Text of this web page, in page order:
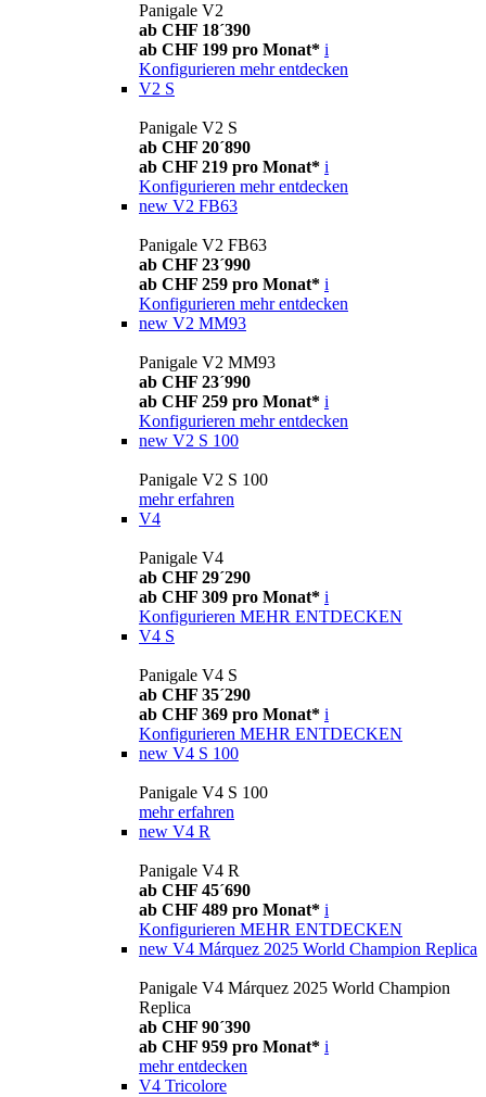
Panigale V2
ab CHF 18´390
ab CHF 199 pro Monat* i
Konfigurieren mehr entdecken
V2 S
Panigale V2 S
ab CHF 20´890
ab CHF 219 pro Monat* i
Konfigurieren mehr entdecken
new V2 FB63
Panigale V2 FB63
ab CHF 23´990
ab CHF 259 pro Monat* i
Konfigurieren mehr entdecken
new V2 MM93
Panigale V2 MM93
ab CHF 23´990
ab CHF 259 pro Monat* i
Konfigurieren mehr entdecken
new V2 S 100
Panigale V2 S 100
mehr erfahren
V4
Panigale V4
ab CHF 29´290
ab CHF 309 pro Monat* i
Konfigurieren MEHR ENTDECKEN
V4 S
Panigale V4 S
ab CHF 35´290
ab CHF 369 pro Monat* i
Konfigurieren MEHR ENTDECKEN
new V4 S 100
Panigale V4 S 100
mehr erfahren
new V4 R
Panigale V4 R
ab CHF 45´690
ab CHF 489 pro Monat* i
Konfigurieren MEHR ENTDECKEN
new V4 Márquez 2025 World Champion Replica
Panigale V4 Márquez 2025 World Champion
Replica
ab CHF 90´390
ab CHF 959 pro Monat* i
mehr entdecken
V4 Tricolore